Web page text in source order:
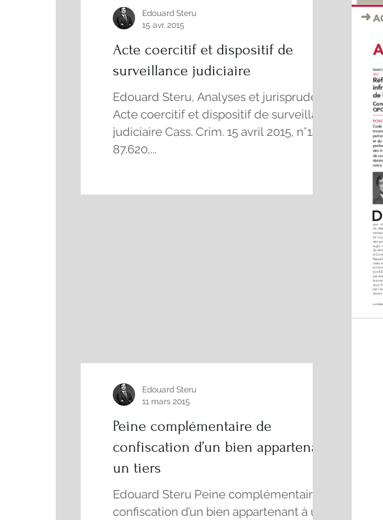
Acte coercitif et dispositif de
surveillance judiciaire
Edouard Steru, Analyses et jurisprudences
Acte coercitif et dispositif de surveillance
judiciaire Cass. Crim. 15 avril 2015, n°14-
87.620,...
Edouard Steru
15 avr. 2015
Peine complémentaire de
confiscation d’un bien appartenant à
un tiers
Edouard Steru Peine complémentaire de
confiscation d’un bien appartenant à un
Edouard Steru
11 mars 2015